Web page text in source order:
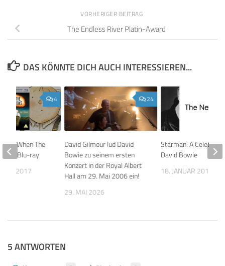
VORHERIGER BEITRAG
The Endless River Platin-Award
DAS KÖNNTE DICH AUCH INTERESSIEREN...
24
David Gilmour lud David
Bowie zu seinem ersten
Konzert in der Royal Albert
Hall am 29. Mai 2006 ein!
29. MAI 2026
Starman: A
David Bowie
18. JANUAR 2016
4
“When The
auf Blu-ray
2017
5 ANTWORTEN